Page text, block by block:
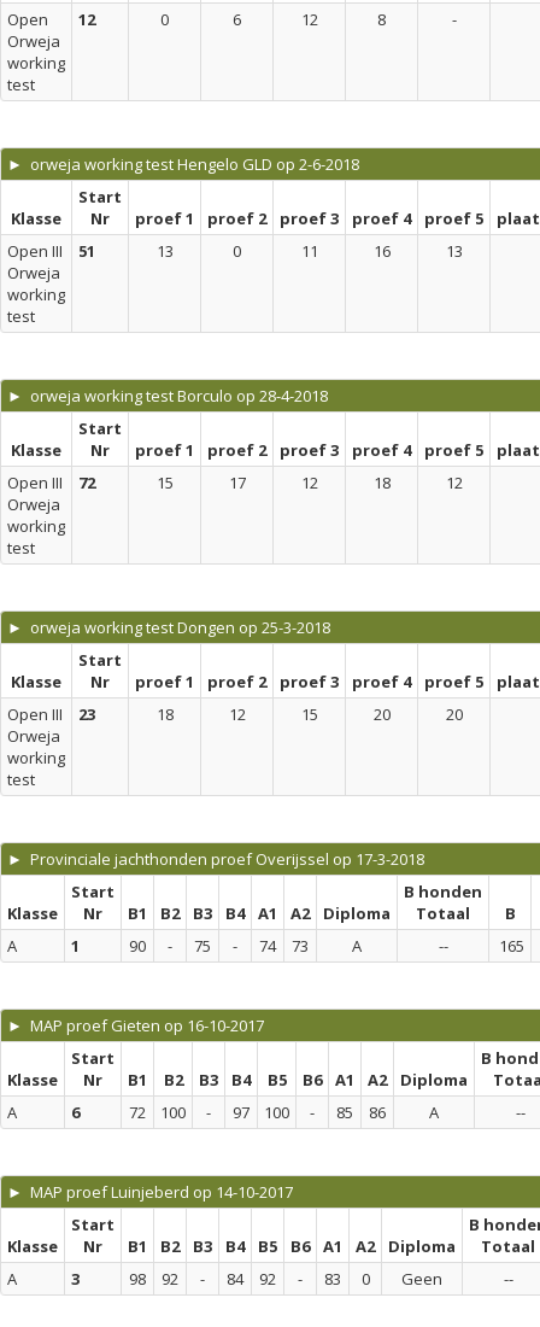
Open
Orweja
working
test
12 0 6 12 8 -
► orweja working test Hengelo GLD op 2-6-2018
Klasse
Start
Nr
proef 1 proef 2 proef 3 proef 4 proef 5
Open III
Orweja
working
test
51 13 0 11 16 13
► orweja working test Borculo op 28-4-2018
Klasse
Start
Nr
proef 1 proef 2 proef 3 proef 4 proef 5
Open III
Orweja
working
test
72 15 17 12 18 12
► orweja working test Dongen op 25-3-2018
Klasse
Start
Nr
proef 1 proef 2 proef 3 proef 4 proef 5
Open III
Orweja
working
test
23 18 12 15 20 20
► Provinciale jachthonden proef Overijssel op 17-3-2018
Klasse
Start
Nr
B1 B2 B3 B4 A1 A2 Diploma
B honden
Totaal
B
A
1 90 - 75 - 74 73 A -- 165
► MAP proef Gieten op 16-10-2017
Klasse
Start
Nr
B1 B2 B3 B4 B5 B6 A1 A2 Diploma
B
A
6 72 100 - 97 100 - 85 86 A --
► MAP proef Luinjeberd op 14-10-2017
Klasse
Start
Nr
B1 B2 B3 B4 B5 B6 A1 A2 Diploma
B
Totaal
A
3 98 92 - 84 92 - 83 0 Geen --